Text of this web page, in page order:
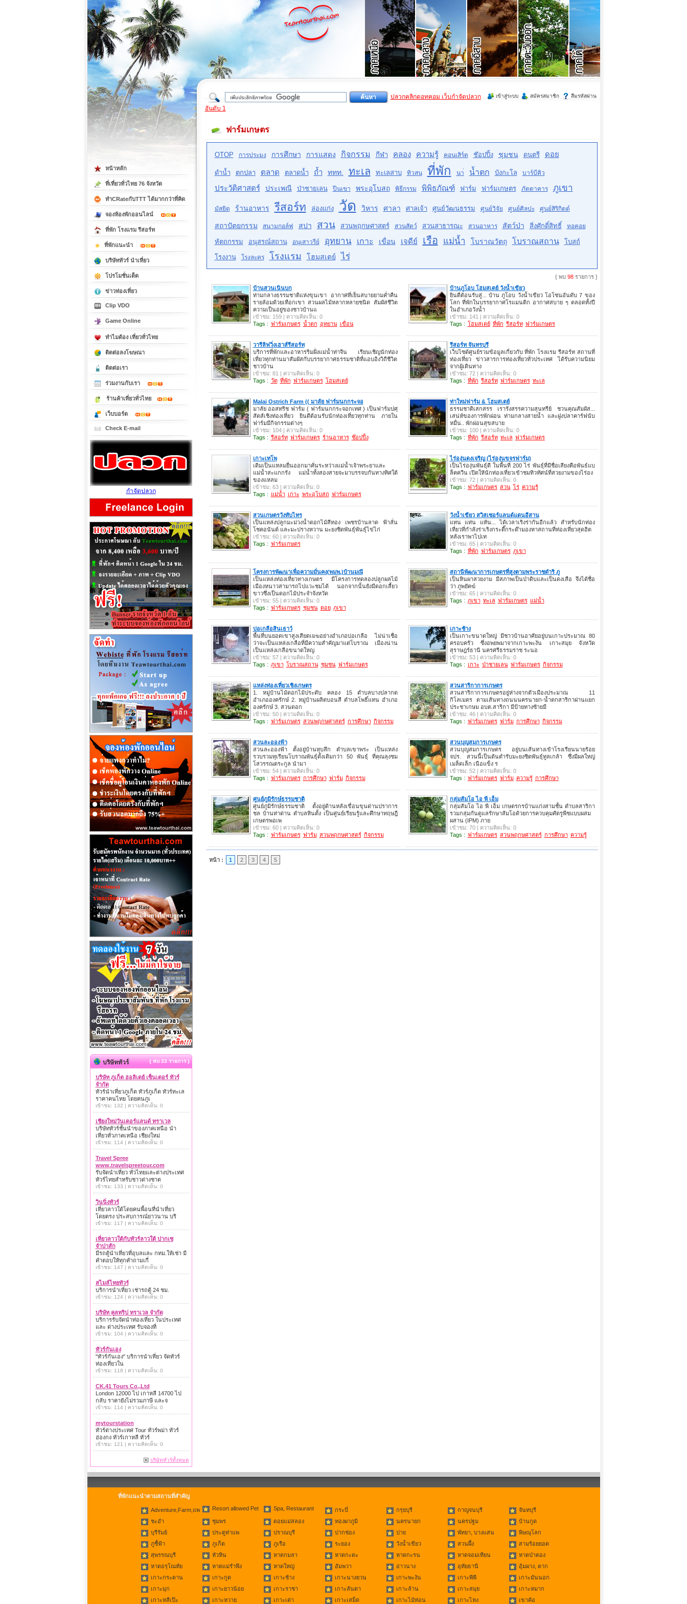
ที่เที่ยวภาคใต้
เข้าสู่ระบบ สมัครสมาชิก ลืมรหัสผ่าน
ปลวกคลิกดอทคอม เว็บกำจัดปลวก
อันดับ 1
ฟาร์มเกษตร
OTOP การประมง การศึกษา การแสดง กิจกรรม กีฬา คลอง ความรู้ คอนเสิร์ต ช๊อปปิ้ง ชุมชน ดนตรี ดอย
ดำน้ำ ตกปลา ตลาด ตลาดน้ำ ถ้ำ ททท. ทะเล ทะเลสาบ ทิวสน ที่พัก นา่ น้ำตก บังกะโล บาร์บีคิว
ประวัติศาสตร์ ประเพณี ป่าชายเลน ปีนเขา พระอุโบสถ พิธีกรรม พิพิธภัณฑ์ ฟาร์ม ฟาร์มเกษตร ภัตตาคาร ภูเขา
มัสยิด ร้านอาหาร รีสอร์ท ล่องแก่ง วัด วิหาร ศาลา ศาลเจ้า ศูนย์วัฒนธรรม ศูนย์วิจัย ศูนย์ศิลปะ ศูนย์สิริกิตต์
สถาปัตยกรรม สนามกอล์ฟ สปา สวน สวนพฤกษศาสตร์ สวนสัตว์ สวนสาธารณะ สวนอาหาร สัตว์ป่า สิ่งศักดิ์สิทธิ์ หอคอย
หัตถกรรม อนุสรณ์สถาน อนุเสาวรีย์ อุทยาน เกาะ เขื่อน เจดีย์ เรือ แม่น้ำ โบราณวัตถุ โบราณสถาน
โบสถ์
โรงงาน
โรงละคร โรงแรม โฮมสเตย์ ไร่
{ พบ 98รายการ }
บ้านสวนเนินบก
ท่ามกลางธรรมชาติแห่งขุนเขา อากาศที่เย็นสบายยามค่ำคืน
รายล้อมด้วยเทือกเขา สวนผลไม้หลากหลายชนิด สัมผัสชีวิต
ความเป็นอยู่ของชาวบ้านแ
เข้าชม: 159 | ความคิดเห็น: 0
Tags : ฟาร์มเกษตร น้ำตก อุทยาน เขื่อน
บ้านภูโอบ โฮมสเตย์ วังน้ำเขียว
ยินดีต้อนรับสู่... บ้าน ภูโอบ วังน้ำเขียว โอโซนอันดับ 7 ของ
โลก ที่พักในบรรยากาศโรแมนติก อากาศสบาย ๆ ตลอดทั้งปี
ในอำเภอวังน้ำ
เข้าชม: 141 | ความคิดเห็น: 0
Tags : โฮมสเตย์ ที่พัก รีสอร์ท ฟาร์มเกษตร
วารีลิฟวิ่งเฮาส์รีสอร์ท
บริการที่พักและอาหารริมฝั่งแม่น้ำท่าจีน เรียนเชิญนักท่อง
เที่ยวทุกท่านมาสัมผัสกับบรรยากาศธรรมชาติที่แอบอิงวิถีชีวิต
ชาวบ้าน
เข้าชม: 81 | ความคิดเห็น: 0
Tags : วัด ที่พัก ฟาร์มเกษตร โฮมสเตย์
รีสอร์ท จันทรบุรี
เว็บไซด์ศูนย์รวมข้อมูลเกี่ยวกับ ที่พัก โรงแรม รีสอร์ท สถานที่
ท่องเที่ยว ข่าวสารการท่องเที่ยวทั่วประเทศ ได้รับความนิยม
จากผู้เดินทาง
เข้าชม: 72 | ความคิดเห็น: 0
Tags : ที่พัก รีสอร์ท ฟาร์มเกษตร ทะเล
Malai Ostrich Farm (( มาลัย ฟาร์มนกกระจอ
มาลัย ออสทริช ฟาร์ม ( ฟาร์มนกกระจอกเทศ ) เป็นฟาร์มปศุ
สัตส์เชิงท่องเที่ยว ยินดีต้อนรับนักท่องเที่ยวทุกท่าน ภายใน
ฟาร์มมีกิจกรรมต่างๆ
เข้าชม: 104 | ความคิดเห็น: 0
Tags : รีสอร์ท ฟาร์มเกษตร ร้านอาหาร ช๊อปปิ้ง
ท่าใหม่ฟาร์ม & โฮมสเตย์
ธรรมชาติเสกสรร เรารังสรรความสุนทรีย์ ชวนคุณสัมผัส...
เสน่ห์ของการพักผ่อน ท่ามกลางสายน้ำ และฝูงปลาคาร์ฟนับ
หมื่น.. พักผ่อนสุขสบาย
เข้าชม: 100 | ความคิดเห็น: 0
Tags : ที่พัก รีสอร์ท ทะเล ฟาร์มเกษตร
เกาะเทโพ
เดิมเป็นแหลมยื่นออกมาคั่นระหว่างแม่น้ำเจ้าพระยาและ
แม่น้ำสะแกกรัง แม่น้ำทั้งสองสายจะมาบรรจบกันทางทิศใต้
ของแหลม
เข้าชม: 63 | ความคิดเห็น: 0
Tags : แม่น้ำ เกาะ พระอุโบสถ ฟาร์มเกษตร
ไร่องุ่นดงเจริญ (ไร่องุ่นขจรฟาร์ม)
เป็นไร่องุ่นพันธุ์ดี ในพื้นที่ 200 ไร่ พันธุ์ที่มีชื่อเสียงคือพันธ์แบ
ล็คควีน เปิดให้นักท่องเที่ยวเข้าชมทิวทัศน์ที่สวยงามของไร่อง
เข้าชม: 72 | ความคิดเห็น: 0
Tags : ฟาร์มเกษตร สวน ไร่ ความรู้
สวนเกษตรวังทับไทร
เป็นแหล่งปลูกมะม่วงน้ำดอกไม้สีทอง เพชรบ้านลาด ฟ้าลั่น
โชคอนันต์ และมะปรางหวาน มะยงชิดพันธุ์พันธุ์ไข่ไก่
เข้าชม: 60 | ความคิดเห็น: 0
Tags : ฟาร์มเกษตร
วังน้ำเขียว สวิสเซอร์แลนด์แดนอีสาน
แทน แท่น แท้น... ได้เวลาเริงร่ากันอีกแล้ว สำหรับนักท่อง
เที่ยวที่กำลังร่าเริงกระดี๊กระด๊ามองหาสถานที่ท่องเที่ยวสุดฮิต
หลังเราพาไปเท
เข้าชม: 65 | ความคิดเห็น: 0
Tags : ที่พัก ฟาร์มเกษตร ภูเขา
โครงการพัฒนาเพื่อความมั่นคง(พมพ.)บ้านมณี
เป็นแหล่งท่องเที่ยวทางเกษตร มีโครงการทดลองปลูกผลไม้
เมืองหนาวสามารถไปแวะชมได้ นอกจากนั้นยังมีดอกเสี้ยว
ขาวซึ่งเป็นดอกไม้ประจำจังหวัด
เข้าชม: 55 | ความคิดเห็น: 0
Tags : ฟาร์มเกษตร ชุมชน ดอย ภูเขา
สถานีพัฒนาการเกษตรที่สูงตามพระราชดำริ ภู
เป็นหินผาสวยงาม มีสภาพเป็นป่าดิบและเป็นดงเสือ จึงได้ชื่อ
ว่า ภูพยัคฆ์
เข้าชม: 65 | ความคิดเห็น: 0
Tags : ภูเขา ทะเล ฟาร์มเกษตร แม่น้ำ
บ่อเกลือสินเธาว์
พื้นที่บนยอดเขาสูงเสียดเมฆอย่างอำเภอบ่อเกลือ ไม่น่าเชื่อ
ว่าจะเป็นแหล่งเกลือที่มีความสำคัญมาแต่โบราณ เมืองน่าน
เป็นแหล่งเกลือขนาดใหญ
เข้าชม: 57 | ความคิดเห็น: 0
Tags : ภูเขา โบราณสถาน ชุมชน ฟาร์มเกษตร
เกาะช้าง
เป็นเกาะขนาดใหญ่ มีชาวบ้านอาศัยอยู่บนเกาะประมาณ 80
ครอบครัว ซึ่งอพยพมาจากเกาะพะงัน เกาะสมุย จังหวัด
สุราษฎร์ธานี นครศรีธรรมราช ระนอ
เข้าชม: 53 | ความคิดเห็น: 0
Tags : เกาะ ป่าชายเลน ฟาร์มเกษตร กิจกรรม
แหล่งท่องเที่ยวเชิงเกษตร
1. หมู่บ้านไม้ดอกไม้ประดับ คลอง 15 ตำบลบางปลากด
อำเภอองครักษ์ 2. หมู่บ้านผลิตบอนสี ตำบลโพธิ์แทน อำเภอ
องครักษ์ 3. สวนดอก
เข้าชม: 50 | ความคิดเห็น: 0
Tags : ฟาร์มเกษตร สวนพฤกษศาสตร์ การศึกษา กิจกรรม
สวนสาริกาการเกษตร
สวนสาริกาการเกษตรอยู่ห่างจากตัวเมืองประมาณ 11
กิโลเมตร ตามเส้นทางถนนนครนายก-น้ำตกสาริกาผ่านแยก
ประชาเกษม อบต.สาริกา มีป้ายทางซ้ายมื
เข้าชม: 46 | ความคิดเห็น: 0
Tags : ฟาร์มเกษตร ฟาร์ม การศึกษา กิจกรรม
สวนละอองฟ้า
สวนละอองฟ้า ตั้งอยู่บ้านหุบลึก ตำบลเขาพระ เป็นแหล่ง
รวบรวมทุเรียนโบราณพันธุ์ดั้งเดิมกว่า 50 พันธุ์ ที่คุณลุงชม
โสวรรณตระกูล นำมา
เข้าชม: 54 | ความคิดเห็น: 0
Tags : ฟาร์มเกษตร การศึกษา ฟาร์ม กิจกรรม
สวนบุญสมการเกษตร
สวนบุญสมการเกษตร อยู่บนเส้นทางเข้าโรงเรียนนายร้อย
จปร. สวนนี้เป็นต้นตำรับมะยงชิดพันธุ์ทูลเกล้า ซึ่งมีผลใหญ่
เมล็ดเล็ก เนือแข็ง ร
เข้าชม: 52 | ความคิดเห็น: 0
Tags : ฟาร์มเกษตร ฟาร์ม ความรู้ การศึกษา
ศูนย์ภูมิรักษ์ธรรมชาติ
ศูนย์ภูมิรักษ์ธรรมชาติ ตั้งอยู่ด้านหลังเขื่อนขุนด่านปราการ
ชล บ้านท่าด่าน ตำบลหินตั้ง เป็นศูนย์เรียนรู้และศึกษาทฤษฎี
เกษตรพอเพ
เข้าชม: 60 | ความคิดเห็น: 0
Tags : ฟาร์มเกษตร ฟาร์ม สวนพฤกษศาสตร์ กิจกรรม
กลุ่มส้มโอ ไอ พี เอ็ม
กลุ่มส้มโอ ไอ พี เอ็ม เกษตรกรบ้านแก่งสามชั้น ตำบลสาริกา
รวมกลุ่มกันดูแลรักษาส้มโอด้วยการควบคุมศัตรูพืชแบบผสม
ผสาน (IPM) ภาย
เข้าชม: 70 | ความคิดเห็น: 0
Tags : ฟาร์มเกษตร สวนพฤกษศาสตร์ การศึกษา ความรู้
หน้า : 1 2 3 4 5
หน้าหลัก
ที่เที่ยวทั่วไทย 76 จังหวัด
ทำCRateกับTTT ได้มากกว่าที่คิด
จองห้องพักออนไลน์
ที่พัก โรงแรม รีสอร์ท
ที่พักแนะนำ
บริษัททัวร์ นำเที่ยว
โปรโมชั่นเด็ด
ข่าวท่องเที่ยว
Clip VDO
Game Online
ทำไมต้อง เที่ยวทั่วไทย
ติดต่อลงโฆษณา
ติดต่อเรา
ร่วมงานกับเรา
ร้านค้าเที่ยวทั่วไทย
เว็บบอร์ด
Check E-mail
กำจัดปลวก
บริษัททัวร์ { พบ 33 รายการ }
บริษัท ภูเก็ต ฮอลิเดย์ เซ็นเตอร์ ทัวร์
จำกัด
ทัวร์นำเที่ยวภูเก็ต ทัวร์ภูเก็ต ทัวร์ทะเล
ราคาคนไทย โดยคนภูเ
เข้าชม: 132 | ความคิดเห็น: 0
เชียงใหม่วันเดอร์แลนด์ ทราเวล
บริษัททัวร์ชั้นนำของภาคเหนือ นำ
เที่ยวทั่วภาคเหนือ เชียงใหม่
เข้าชม: 114 | ความคิดเห็น: 0
Travel Spree
www.travelspreetour.com
รับจัดนำเที่ยว ทั่วไทยและต่างประเทศ
ทัวร์ไทยสำหรับชาวต่างชาต
เข้าชม: 133 | ความคิดเห็น: 0
วินนิ่งทัวร์
เที่ยวลาวใต้โดยคนพื้อนที่นำเที่ยว
โดยตรง ประสบการณ์ยาวนาน บริ
เข้าชม: 117 | ความคิดเห็น: 0
เที่ยวลาวใต้กับทัวร์ลาวใต้ ปากเซ
จำปาสัก
มีรถตู้นำเที่ยวที่อุบลและ กทม.ให้เช่า มี
คำตอบให้ทุกคำถามเกี่
เข้าชม: 147 | ความคิดเห็น: 0
สไมล์ไทยทัวร์
บริการนำเที่ยว เช่ารถตู้ 24 ชม.
เข้าชม: 124 | ความคิดเห็น: 0
บริษัท คูลทริป ทราเวล จำกัด
บริการรับจัดนำท่องเที่ยว ในประเทศ
และ ต่างประเทศ รับจองที่
เข้าชม: 104 | ความคิดเห็น: 0
ทัวร์กันเอง
"ทัวร์กันเอง" บริการนำเที่ยว จัดทัวร์
ท่องเที่ยวใน
เข้าชม: 118 | ความคิดเห็น: 0
CK.41 Tours Co.,Ltd
London 12000 ไป เกาหลี 14700 ไป
กลับ ราคายังไม่รวมภาษี และจ
เข้าชม: 114 | ความคิดเห็น: 0
mytourstation
ทัวร์ต่างประเทศ Tour ทัวร์พม่า ทัวร์
ฮ่องกง ทัวร์เกาหลี ทัวร์
เข้าชม: 121 | ความคิดเห็น: 0
บริษัททัวร์ทั้งหมด
ที่พักแนะนำตามสถานที่สำคัญ
Adventure,Farm,แพ Resort allowed Pet Spa, Restaurant กระบี่ กรุยบุรี กาญจนบุรี
จันทบุรี
ชะอำ
ชุมพร ดอยแม่สลอง ทองผาภูมิ นครนายก นครปฐม
บ้านกูด
บุรีรัมย์
ประตูท่าแพ ปราณบุรี ปากช่อง ปาย พัทยา, บางแสน
พิษณุโลก
ภูชี้ฟ้า
ภูเก็ต ภูเรือ ระยอง วังน้ำเขียว สวนผึ้ง
สามร้อยยอด
สุพรรณบุรี
หัวหิน หาดกมลา หาดกะตะ หาดกะรน หาดจอมเทียน
หาดป่าตอง
หาดอรุโณทัย
หาดแม่รำพึง หาดใหญ่ อัมพวา อ่าวนาง อุทัยธานี
อุ้มผาง, ตาก
เกาะกระดาน
เกาะกูด เกาะช้าง เกาะนางยวน เกาะพะงัน เกาะพีพี
เกาะมันนอก
เกาะมุก
เกาะยาวน้อย เกาะราชา เกาะลันตา เกาะล้าน เกาะสมุย
เกาะหมาก
เกาะหลีเป๊ะ
เกาะหวาย เกาะเต่า เกาะเสม็ด เกาะไม้ท่อน เกาะไหง เขาค้อ